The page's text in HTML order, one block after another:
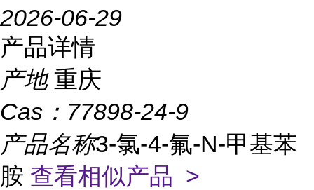
2026-06-29
产品详情
产地 重庆
Cas： 77898-24-9
产品名称3-氯-4-氟-N-甲基苯
胺 查看相似产品 >